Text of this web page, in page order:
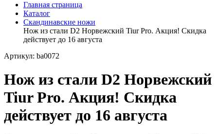
Главная страница
Каталог
Скандинавские ножи
Нож из стали D2 Норвежский Tiur Pro. Акция! Скидка
действует до 16 августа
Артикул: ba0072
Нож из стали D2 Норвежский
Tiur Pro. Акция! Скидка
действует до 16 августа